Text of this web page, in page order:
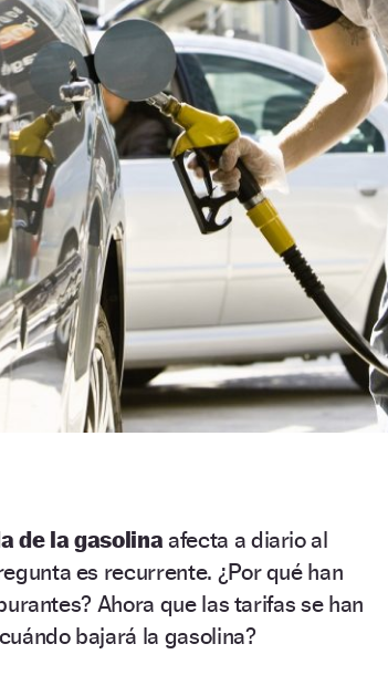
de la gasolinaafecta a diario al
es recurrente. ¿Por qué han
Ahora que las tarifas se han
bajará la gasolina?